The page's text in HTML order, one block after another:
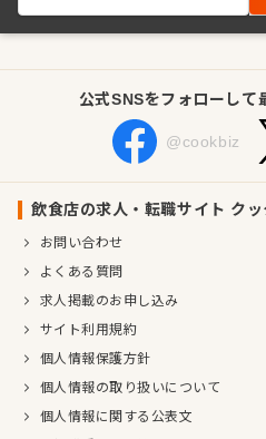
公式SNSをフォローして
@cookbiz
飲食店の求人・転職サイト ク
お問い合わせ
よくある質問
求人掲載のお申し込み
サイト利用規約
個人情報保護方針
個人情報の取り扱いについて
個人情報に関する公表文